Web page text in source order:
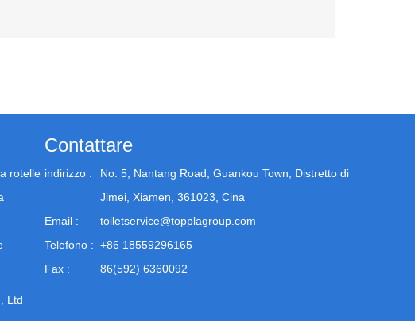
Contattare
indirizzo :
No. 5, Nantang Road, Guankou Town, Distretto di
Jimei, Xiamen, 361023, Cina
Email :
toiletservice@topplagroup.com
Telefono : +86 18559296165
Fax :
86(592) 6360092
rotelle
Ltd